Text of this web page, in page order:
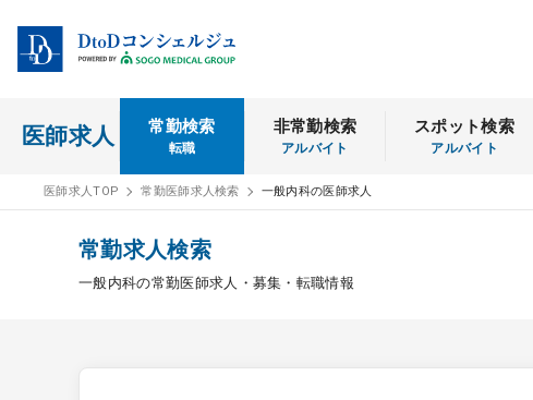
医師求人 常勤検索
転職
非常勤検索
アルバイト
スポット検索
アルバイト
医師求人TOP 常勤医師求人検索 一般内科の医師求人
常勤求人検索
一般内科の常勤医師求人・募集・転職情報